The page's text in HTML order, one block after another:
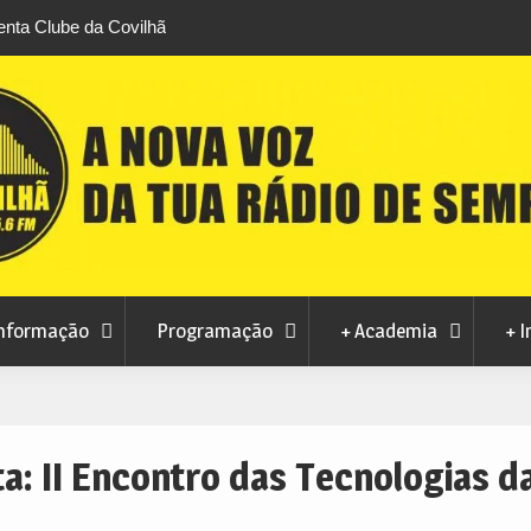
pódios na
coletivo
total do Sol de 12 de agosto
Programação + Academia +
II Encontro das Tecnologias